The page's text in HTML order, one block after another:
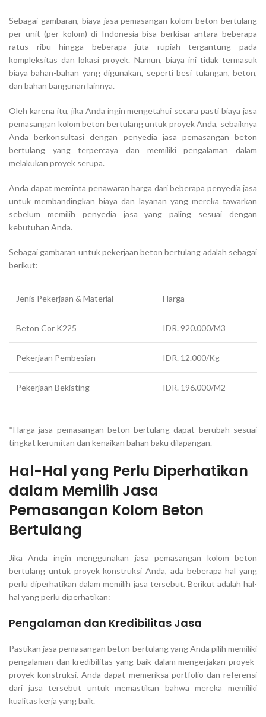
Sebagai gambaran, biaya jasa pemasangan kolom beton bertulang
per unit (per kolom) di Indonesia bisa berkisar antara beberapa
ratus ribu hingga beberapa juta rupiah tergantung pada
kompleksitas dan lokasi proyek. Namun, biaya ini tidak termasuk
biaya bahan-bahan yang digunakan, seperti besi tulangan, beton,
dan bahan bangunan lainnya.
Oleh karena itu, jika Anda ingin mengetahui secara pasti biaya jasa
pemasangan kolom beton bertulang untuk proyek Anda, sebaiknya
Anda berkonsultasi dengan penyedia jasa pemasangan beton
bertulang yang terpercaya dan memiliki pengalaman dalam
melakukan proyek serupa.
Anda dapat meminta penawaran harga dari beberapa penyedia jasa
untuk membandingkan biaya dan layanan yang mereka tawarkan
sebelum memilih penyedia jasa yang paling sesuai dengan
kebutuhan Anda.
Sebagai gambaran untuk pekerjaan beton bertulang adalah sebagai
berikut:
Jenis Pekerjaan & Material Harga
Beton Cor K225 IDR. 920.000/M3
Pekerjaan Pembesian IDR. 12.000/Kg
Pekerjaan Bekisting IDR. 196.000/M2
*Harga jasa pemasangan beton bertulang dapat berubah sesuai
tingkat kerumitan dan kenaikan bahan baku dilapangan.
Hal-Hal yang Perlu Diperhatikan
dalam Memilih Jasa
Pemasangan Kolom Beton
Bertulang
Jika Anda ingin menggunakan jasa pemasangan kolom beton
bertulang untuk proyek konstruksi Anda, ada beberapa hal yang
perlu diperhatikan dalam memilih jasa tersebut. Berikut adalah hal-
hal yang perlu diperhatikan:
Pengalaman dan Kredibilitas Jasa
Pastikan jasa pemasangan beton bertulang yang Anda pilih memiliki
pengalaman dan kredibilitas yang baik dalam mengerjakan proyek-
proyek konstruksi. Anda dapat memeriksa portfolio dan referensi
dari jasa tersebut untuk memastikan bahwa mereka memiliki
kualitas kerja yang baik.